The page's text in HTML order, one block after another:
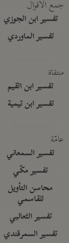
جمع الأقوال
تفسير ابن الجوزي
تفسير الماوردي
منتقاة
تفسير ابن القيم
تفسير ابن تيمية
عامّة
تفسير السمعاني
تفسير مكّي
محاسن التأويل
للقاسمي
تفسير الثعالبي
تفسير السمرقندي